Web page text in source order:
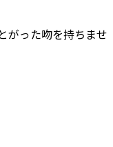
がった吻を持ちませ